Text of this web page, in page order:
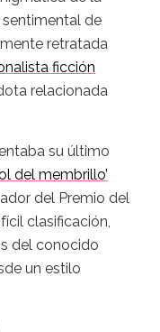
de
retratada
ficción
relacionada
su último
del membrillo’
del Premio del
clasificación,
del conocido
un estilo